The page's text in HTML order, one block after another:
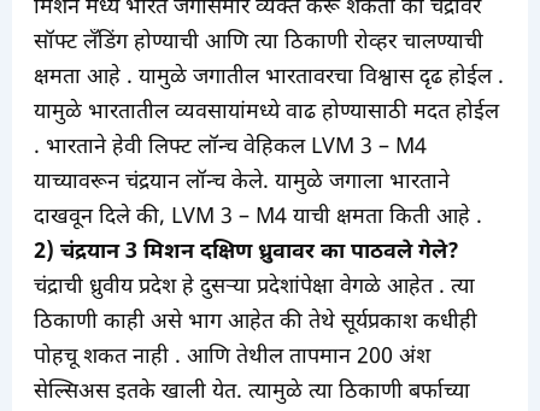
मिशन मध्ये भारत जगासमोर व्यक्त करू शकतो की चंद्रावर
सॉफ्ट लँडिंग होण्याची आणि त्या ठिकाणी रोव्हर चालण्याची
क्षमता आहे . यामुळे जगातील भारतावरचा विश्वास दृढ होईल .
यामुळे भारतातील व्यवसायांमध्ये वाढ होण्यासाठी मदत होईल
. भारताने हेवी लिफ्ट लॉन्च वेहिकल LVM 3 – M4
याच्यावरून चंद्रयान लॉन्च केले. यामुळे जगाला भारताने
दाखवून दिले की, LVM 3 – M4 याची क्षमता किती आहे .
2) चंद्रयान 3 मिशन दक्षिण ध्रुवावर का पाठवले गेले?
चंद्राची ध्रुवीय प्रदेश हे दुसऱ्या प्रदेशांपेक्षा वेगळे आहेत . त्या
ठिकाणी काही असे भाग आहेत की तेथे सूर्यप्रकाश कधीही
पोहचू शकत नाही . आणि तेथील तापमान 200 अंश
सेल्सिअस इतके खाली येत. त्यामुळे त्या ठिकाणी बर्फाच्या